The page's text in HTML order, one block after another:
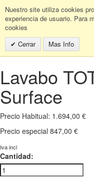
Nuestro site utiliza cookies
experiencia de usuario. Para
cookies
Cerrar
Mas Info
Lavabo
Surface
Precio Habitual: 1.694,00 €
Precio especial 847,00 €
Iva incl
Cantidad: